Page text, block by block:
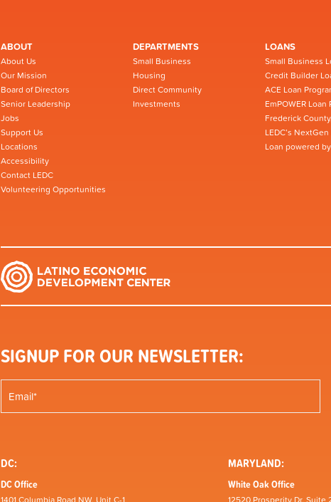
ABOUT
About Us
Our Mission
Board of Directors
Senior Leadership
Jobs
Support Us
Locations
Accessibility
Contact LEDC
Volunteering Opportunities
DEPARTMENTS
Small Business
Housing
Direct Community
Investments
LOANS
Small Business
Credit Builder
ACE Loan
EmPOWER Loan
Frederick
LEDC’s
Loan powered
SIGNUP FOR OUR NEWSLETTER:
DC:
DC Office
MARYLAND:
White Oak Office